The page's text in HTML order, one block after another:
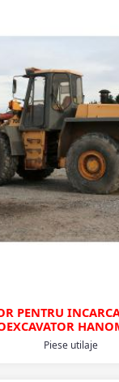
Piese utilaje